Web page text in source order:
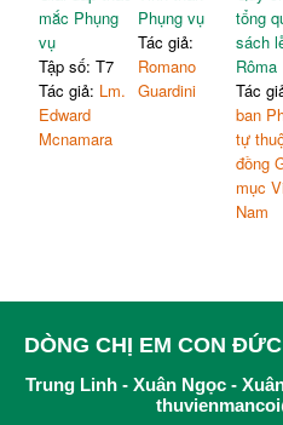
mắc Phụng
vụ
Tập số: T7
Tác giả: Lm.
Edward
Mcnamara
Phụng vụ
Tác giả:
Romano
Guardini
tổng
sách
Rôma
Tác
ban
tự
đồng
mục
Nam
DÒNG CHỊ EM CON
Trung Linh - Xuân Ngọc -